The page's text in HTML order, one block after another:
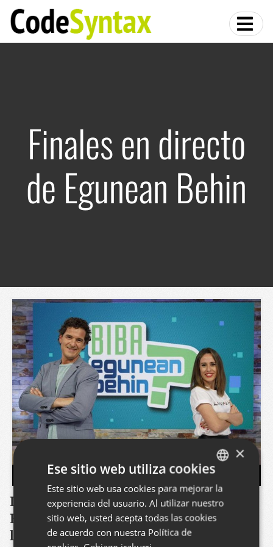
Finales en directo
de Egunean Behin
Las pioneras finales simultáneas "Biba
Egunean Behin" diseñadas junto con el
laboratorio EITBLab, y combinando
BASQUE
SPANISH
×
Ese sitio web utiliza cookies
Este sitio web usa cookies para mejorar la
experiencia del usuario. Al utilizar nuestro
sitio web, usted acepta todas las cookies
de acuerdo con nuestra Política de